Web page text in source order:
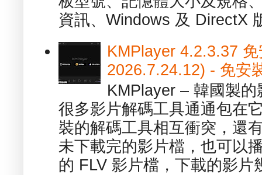
資訊、Windows 及 DirectX
KMPlayer 4.2.3.37
2026.7.24.12) - 免安
KMPlayer – 韓國製
很多影片解碼工具通通包在
裝的解碼工具相互衝突，還
未下載完的影片檔，也可以
的 FLV 影片檔，下載的影片